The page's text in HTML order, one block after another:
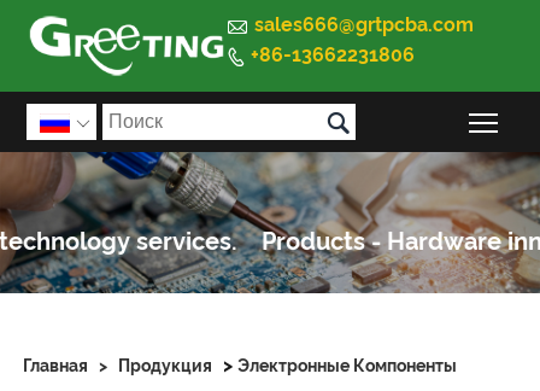
 sales666@grtpcba.com
 +86-13662231806
 
Главная > Продукция > Электронные Компоненты